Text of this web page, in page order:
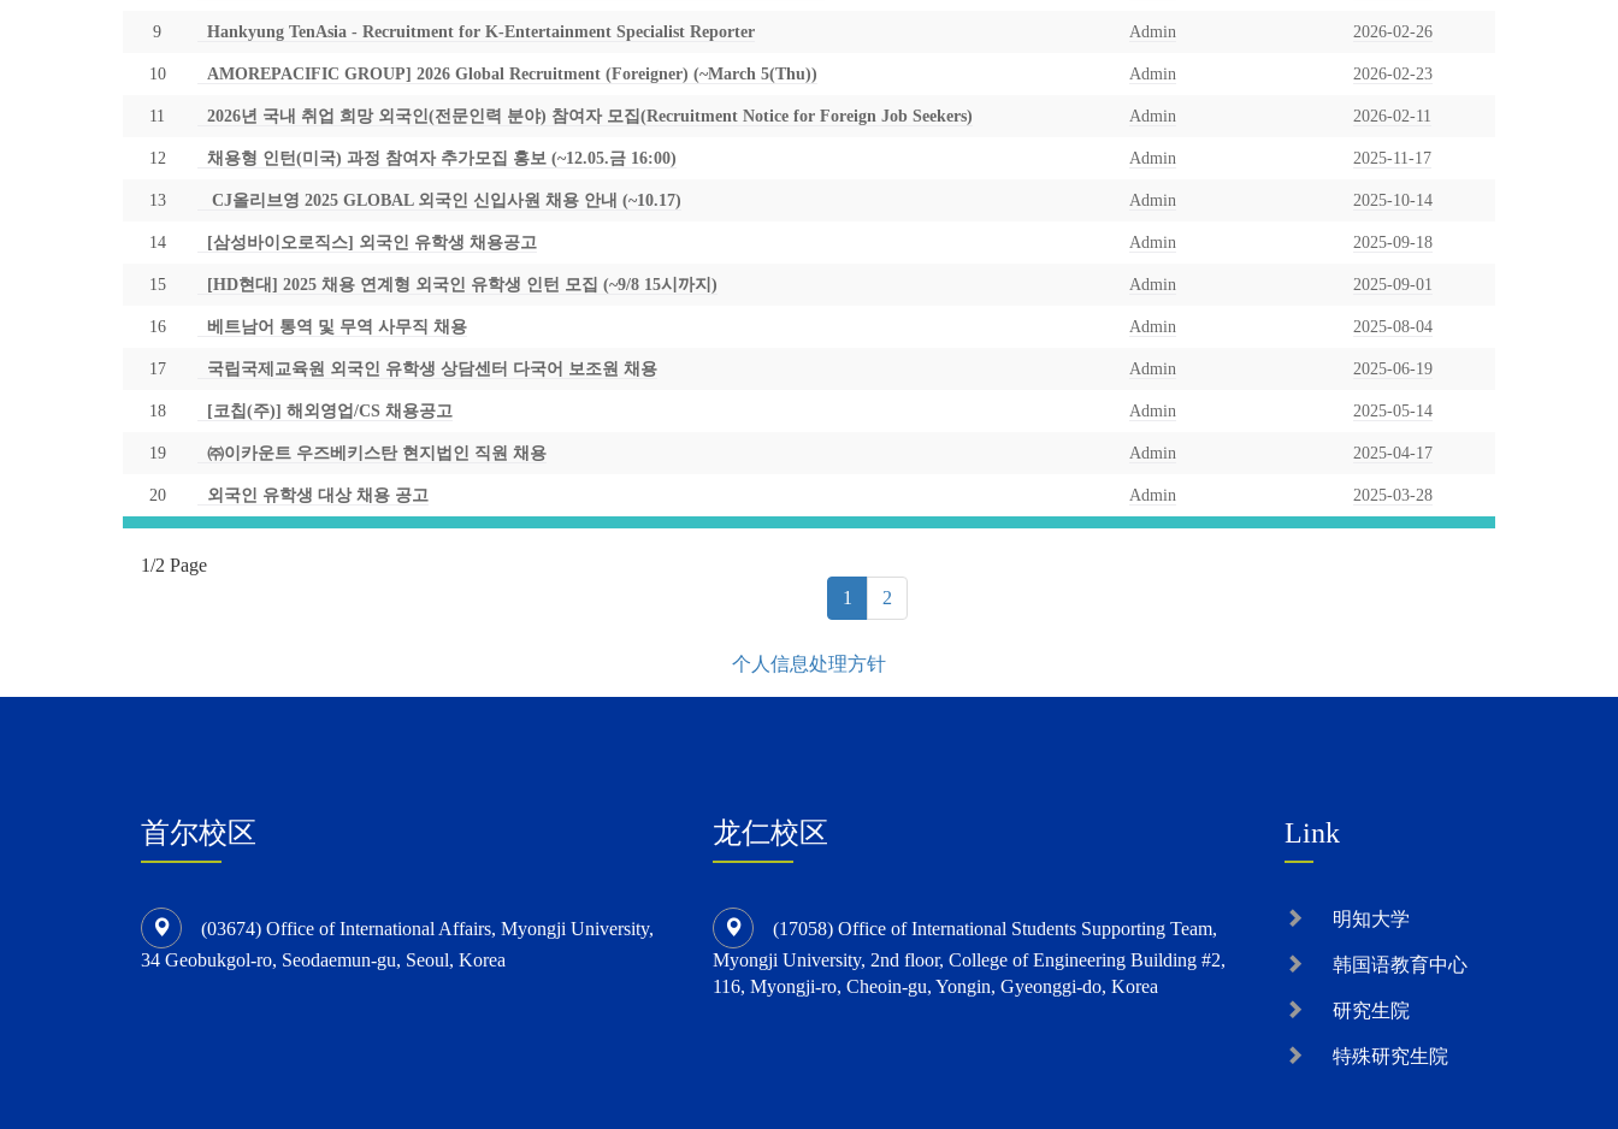
9 Hankyung TenAsia - Recruitment for K-Entertainment Specialist Reporter Admin 2026-02-26
10 AMOREPACIFIC GROUP] 2026 Global Recruitment (Foreigner) (~March 5(Thu)) Admin 2026-02-23
11 2026년 국내 취업 희망 외국인(전문인력 분야) 참여자 모집(Recruitment Notice for Foreign Job Seekers) Admin 2026-02-11
12 채용형 인턴(미국) 과정 참여자 추가모집 홍보 (~12.05.금 16:00) Admin 2025-11-17
13 CJ올리브영 2025 GLOBAL 외국인 신입사원 채용 안내 (~10.17) Admin 2025-10-14
14 [삼성바이오로직스] 외국인 유학생 채용공고 Admin 2025-09-18
15 [HD현대] 2025 채용 연계형 외국인 유학생 인턴 모집 (~9/8 15시까지) Admin 2025-09-01
16 베트남어 통역 및 무역 사무직 채용 Admin 2025-08-04
17 국립국제교육원 외국인 유학생 상담센터 다국어 보조원 채용 Admin 2025-06-19
18 [코칩(주)] 해외영업/CS 채용공고 Admin 2025-05-14
19 ㈜이카운트 우즈베키스탄 현지법인 직원 채용 Admin 2025-04-17
20 외국인 유학생 대상 채용 공고 Admin 2025-03-28
1/2 Page
1
(current)
2
个人信息处理方针
首尔校区
(03674) Office of International Affairs, Myongji University,
34 Geobukgol-ro, Seodaemun-gu, Seoul, Korea
龙仁校区
(17058) Office of International Students Supporting Team,
Myongji University, 2nd floor, College of Engineering Building #2,
116, Myongji-ro, Cheoin-gu, Yongin, Gyeonggi-do, Korea
Link
明知大学
韩国语教育中心
研究生院
特殊研究生院